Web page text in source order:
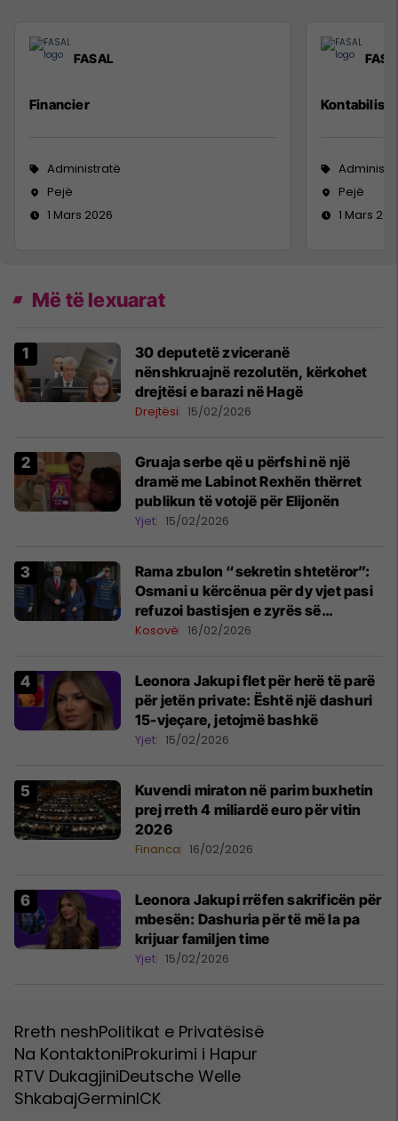
FASAL
Financier
Administratë
Pejë
1 Mars 2026
Kontabilist
Pejë
1 Mars
Më të lexuarat
30 deputetë zviceranë
nënshkruajnë rezolutën, kërkohet
drejtësi e barazi në Hagë
Drejtësi 15/02/2026
Gruaja serbe që u përfshi në një
dramë me Labinot Rexhën thërret
publikun të votojë për Elijonën
Yjet 15/02/2026
Rama zbulon “sekretin shtetëror”:
Osmani u kërcënua për dy vjet pasi
refuzoi bastisjen e zyrës së
Presidencës nga Gjykata Speciale
Kosovë 16/02/2026
Leonora Jakupi flet për herë të parë
për jetën private: Është një dashuri
15-vjeçare, jetojmë bashkë
Yjet 15/02/2026
Kuvendi miraton në parim buxhetin
prej rreth 4 miliardë euro për vitin
2026
Financa 16/02/2026
Leonora Jakupi rrëfen sakrificën për
mbesën: Dashuria për të më la pa
krijuar familjen time
Yjet 15/02/2026
Rreth neshPolitikat e Privatësisë
Na KontaktoniProkurimi i Hapur
RTV DukagjiniDeutsche Welle
ShkabajGerminICK